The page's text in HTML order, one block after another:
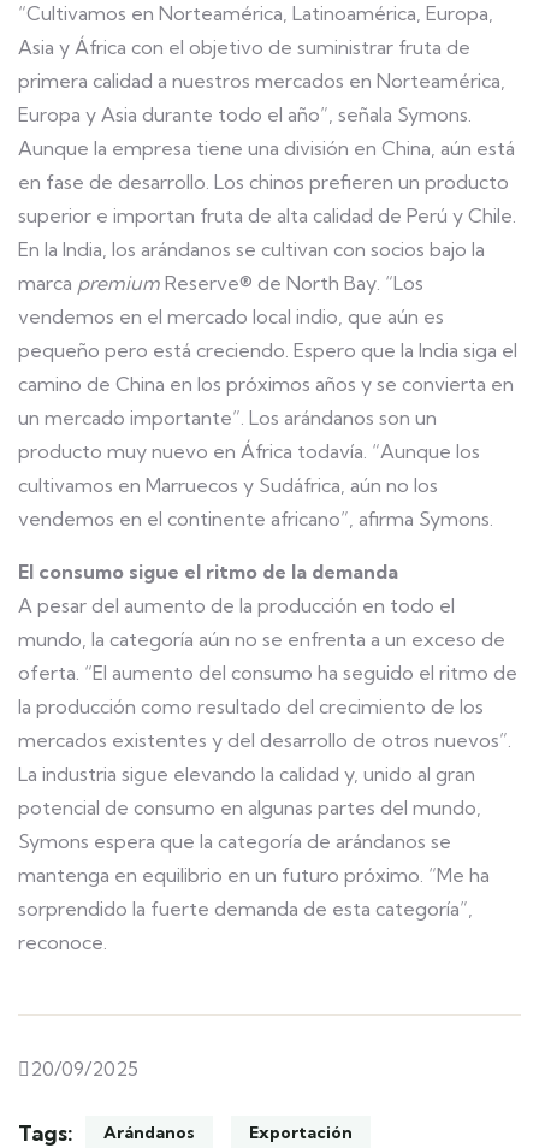
“Cultivamos en Norteamérica, Latinoamérica, Europa,
Asia y África con el objetivo de suministrar fruta de
primera calidad a nuestros mercados en Norteamérica,
Europa y Asia durante todo el año”, señala Symons.
Aunque la empresa tiene una división en China, aún está
en fase de desarrollo. Los chinos prefieren un producto
superior e importan fruta de alta calidad de Perú y Chile.
En la India, los arándanos se cultivan con socios bajo la
marca premium Reserve® de North Bay. “Los
vendemos en el mercado local indio, que aún es
pequeño pero está creciendo. Espero que la India siga el
camino de China en los próximos años y se convierta en
un mercado importante”. Los arándanos son un
producto muy nuevo en África todavía. “Aunque los
cultivamos en Marruecos y Sudáfrica, aún no los
vendemos en el continente africano”, afirma Symons.
El consumo sigue el ritmo de la demanda
A pesar del aumento de la producción en todo el
mundo, la categoría aún no se enfrenta a un exceso de
oferta. “El aumento del consumo ha seguido el ritmo de
la producción como resultado del crecimiento de los
mercados existentes y del desarrollo de otros nuevos”.
La industria sigue elevando la calidad y, unido al gran
potencial de consumo en algunas partes del mundo,
Symons espera que la categoría de arándanos se
mantenga en equilibrio en un futuro próximo. “Me ha
sorprendido la fuerte demanda de esta categoría”,
reconoce.
20/09/2025
Tags: Arándanos Exportación